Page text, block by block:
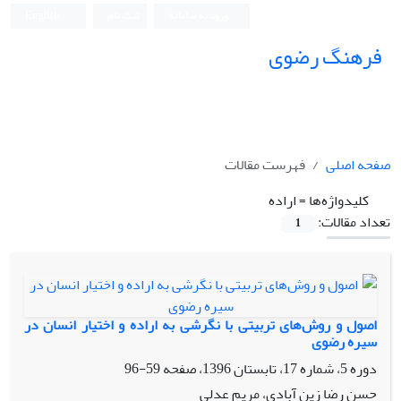
فرهنگ رضوی
صفحه اصلی
فهرست مقالات
کلیدواژه‌ها =اراده
تعداد مقالات:
1
اصول و روش‌های تربیتی با نگرشی به اراده و اختیار انسان در
سیره رضوی
دوره 5، شماره 17، تابستان 1396، صفحه
59-96
حسن رضا زین آبادی، مریم عدلی